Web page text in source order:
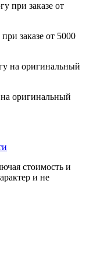
заказе от 5000
оригинальный
стоимость и
и не